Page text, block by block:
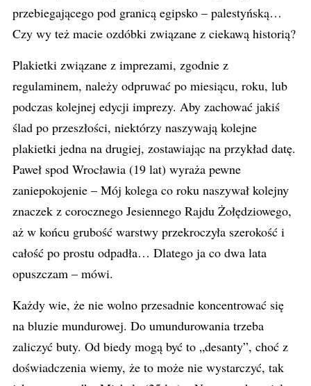
przebiegającego pod granicą egipsko – palestyńską…
Czy wy też macie ozdóbki związane z ciekawą historią?
Plakietki związane z imprezami, zgodnie z
regulaminem, należy odpruwać po miesiącu, roku, lub
podczas kolejnej edycji imprezy. Aby zachować jakiś
ślad po przeszłości, niektórzy naszywają kolejne
plakietki jedna na drugiej, zostawiając na przykład datę.
Paweł spod Wrocławia (19 lat) wyraża pewne
zaniepokojenie – Mój kolega co roku naszywał kolejny
znaczek z corocznego Jesiennego Rajdu Żołędziowego,
aż w końcu grubość warstwy przekroczyła szerokość i
całość po prostu odpadła… Dlatego ja co dwa lata
opuszczam – mówi.
Każdy wie, że nie wolno przesadnie koncentrować się
na bluzie mundurowej. Do umundurowania trzeba
zaliczyć buty. Od biedy mogą być to „desanty”, choć z
doświadczenia wiemy, że to może nie wystarczyć, tak